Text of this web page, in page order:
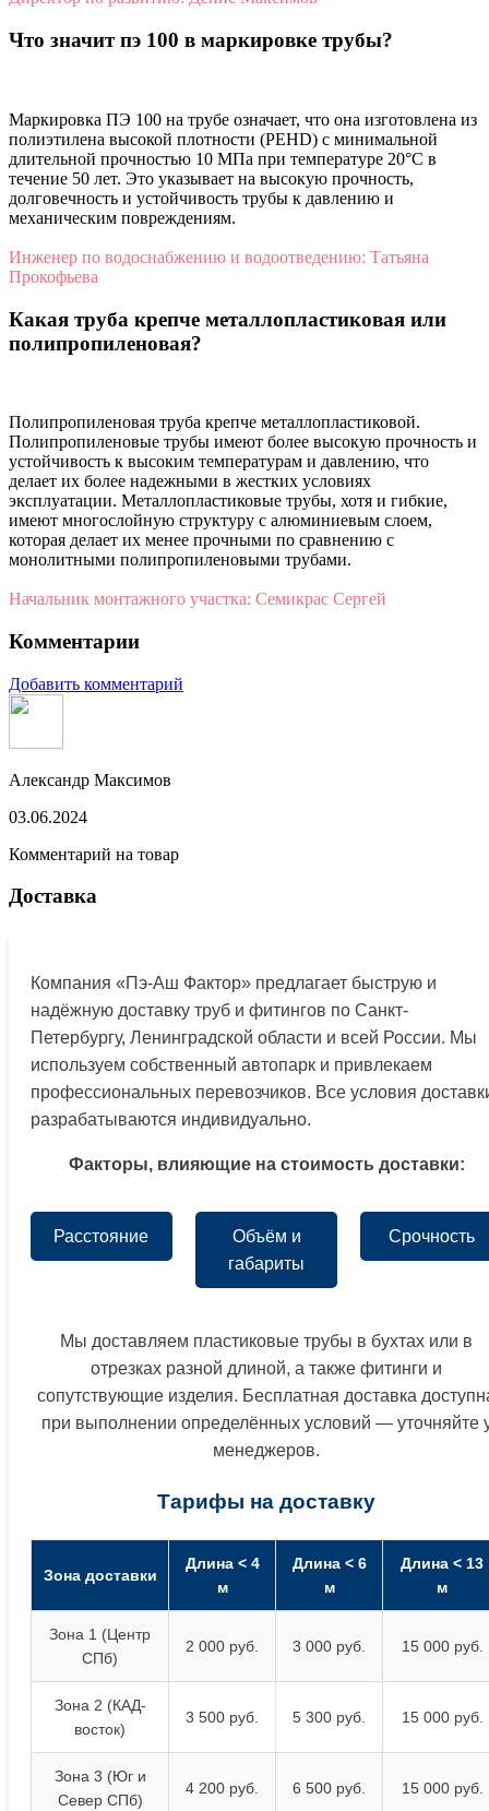
Что значит пэ 100 в маркировке трубы?
Маркировка ПЭ 100 на трубе означает, что она изготовлена из
полиэтилена высокой плотности (PEHD) с минимальной
длительной прочностью 10 МПа при температуре 20°C в
течение 50 лет. Это указывает на высокую прочность,
долговечность и устойчивость трубы к давлению и
механическим повреждениям.
Инженер по водоснабжению и водоотведению: Татьяна
Прокофьева
Какая труба крепче металлопластиковая или
полипропиленовая?
Полипропиленовая труба крепче металлопластиковой.
Полипропиленовые трубы имеют более высокую прочность и
устойчивость к высоким температурам и давлению, что
делает их более надежными в жестких условиях
эксплуатации. Металлопластиковые трубы, хотя и гибкие,
имеют многослойную структуру с алюминиевым слоем,
которая делает их менее прочными по сравнению с
монолитными полипропиленовыми трубами.
Начальник монтажного участка: Семикрас Сергей
Комментарии
Добавить комментарий
Александр Максимов
03.06.2024
Комментарий на товар
Доставка
Компания «Пэ-Аш Фактор» предлагает быструю и
надёжную доставку труб и фитингов по Санкт-
Петербургу, Ленинградской области и всей России. Мы
используем собственный автопарк и привлекаем
профессиональных перевозчиков. Все условия
разрабатываются индивидуально.
Факторы, влияющие на стоимость доставки:
Расстояние
Объём и
габариты
Срочность
Мы доставляем пластиковые трубы в бухтах или в
отрезках разной длиной, а также фитинги и
сопутствующие изделия. Бесплатная доставка
при выполнении определённых условий — уточняйте
менеджеров.
Тарифы на доставку
Зона доставки
Длина < 4
м
Длина < 6
м
Длина < 13
м
Зона 1 (Центр
СПб)
2 000 руб. 3 000 руб. 15 000 руб.
Зона 2 (КАД-
восток)
3 500 руб. 5 300 руб. 15 000 руб.
Зона 3 (Юг и
Север СПб)
4 200 руб. 6 500 руб. 15 000 руб.